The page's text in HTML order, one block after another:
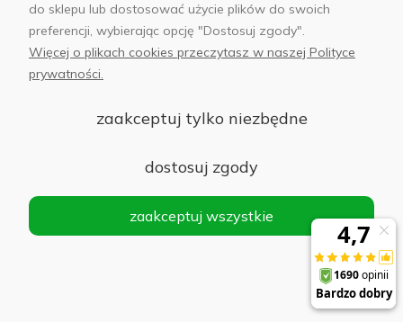
polskim rynku
każdym kroku
on-line
do sklepu lub dostosować użycie plików do swoich
preferencji, wybierając opcję "Dostosuj zgody".
Więcej o plikach cookies przeczytasz w naszej Polityce
prywatności.
zaakceptuj tylko niezbędne
dostosuj zgody
zaakceptuj wszystkie